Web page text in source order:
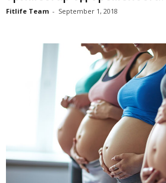
Fitlife Team - September 1, 2018